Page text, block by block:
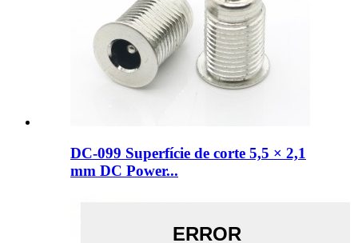
DC-099 Superfície de corte 5,5 × 2,1
mm DC Power...